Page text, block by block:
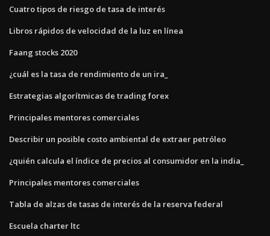
Cuatro tipos de riesgo de tasa de interés
Libros rápidos de velocidad de la luz en línea
Faang stocks 2020
¿cuál es la tasa de rendimiento de un ira_
Estrategias algorítmicas de trading forex
Principales mentores comerciales
Describir un posible costo ambiental de extraer petróleo
¿quién calcula el índice de precios al consumidor en la india_
Principales mentores comerciales
Tabla de alzas de tasas de interés de la reserva federal
Escuela charter ltc